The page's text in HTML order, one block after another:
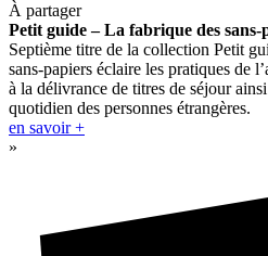
À partager
Petit guide – La fabrique des sans-
Septième titre de la collection Petit
sans-papiers éclaire les pratiques de
à la délivrance de titres de séjour
quotidien des personnes étrangères.
en savoir +
»